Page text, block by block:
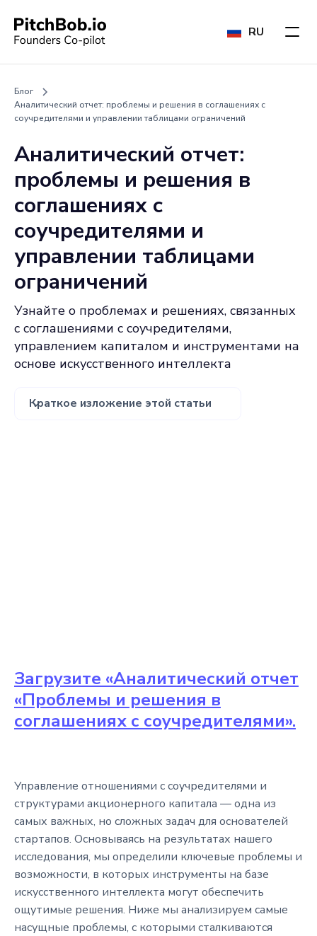
RU
Блог
Аналитический отчет: проблемы и решения в соглашениях с
соучредителями и управлении таблицами ограничений
Аналитический отчет:
проблемы и решения в
соглашениях с
соучредителями и
управлении таблицами
ограничений
Узнайте о проблемах и решениях, связанных
с соглашениями с соучредителями,
управлением капиталом и инструментами на
основе искусственного интеллекта
Краткое изложение этой статьи
Загрузите «Аналитический отчет
«Проблемы и решения в
соглашениях с соучредителями».
Управление отношениями с соучредителями и
структурами акционерного капитала — одна из
самых важных, но сложных задач для основателей
стартапов. Основываясь на результатах нашего
исследования, мы определили ключевые проблемы и
возможности, в которых инструменты на базе
искусственного интеллекта могут обеспечить
ощутимые решения. Ниже мы анализируем самые
насущные проблемы, с которыми сталкиваются